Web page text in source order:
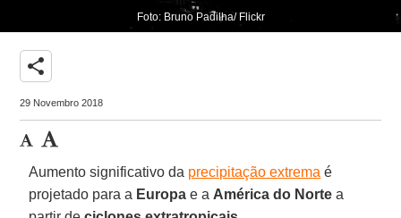
Foto: Bruno Padilha/ Flickr
share
29 Novembro 2018
Aumento significativo da precipitação extrema é
projetado para a Europa e a América do Norte a